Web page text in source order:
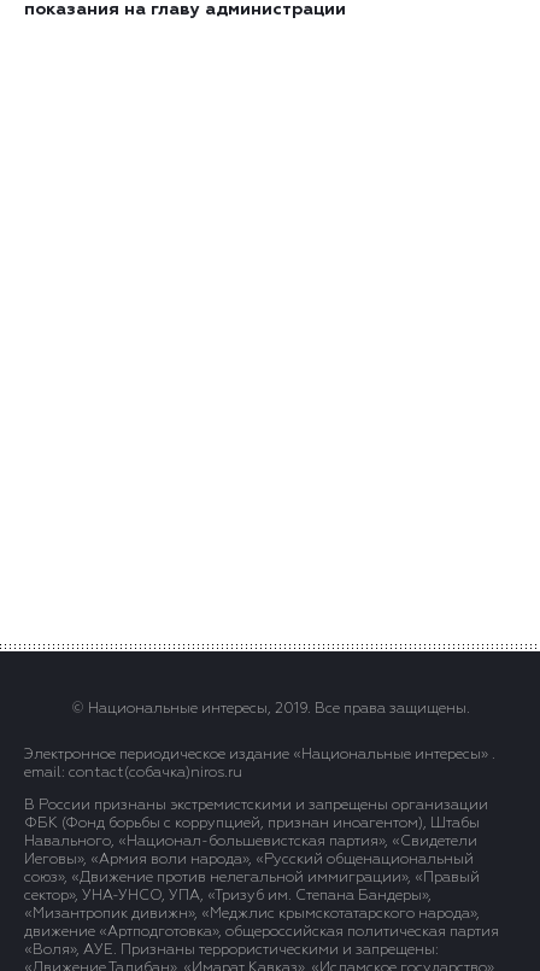
показания на главу администрации
© Национальные интересы, 2019. Все права защищены.
Электронное периодическое издание «Национальные интересы» .
email: contact(сoбaчка)niros.ru
В России признаны экстремистскими и запрещены организации
ФБК (Фонд борьбы с коррупцией, признан иноагентом), Штабы
Навального, «Национал-большевистская партия», «Свидетели
Иеговы», «Армия воли народа», «Русский общенациональный
союз», «Движение против нелегальной иммиграции», «Правый
сектор», УНА-УНСО, УПА, «Тризуб им. Степана Бандеры»,
«Мизантропик дивижн», «Меджлис крымскотатарского народа»,
движение «Артподготовка», общероссийская политическая партия
«Воля», АУЕ. Признаны террористическими и запрещены: